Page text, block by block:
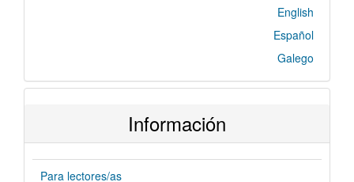
English
Español
Galego
Información
Para lectores/as